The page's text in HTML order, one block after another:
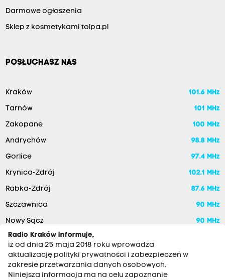
Darmowe ogłoszenia
Sklep z kosmetykami tolpa.pl
POSŁUCHASZ NAS
Kraków 101.6 MHz
Tarnów 101 MHz
Zakopane 100 MHz
Andrychów 98.8 MHz
Gorlice 97.4 MHz
Krynica-Zdrój 102.1 MHz
Rabka-Zdrój 87.6 MHz
Szczawnica 90 MHz
Nowy Sącz
90 MHz
Radio Kraków informuje,
iż od dnia 25 maja 2018 roku wprowadza
aktualizację polityki prywatności i zabezpieczeń w
zakresie przetwarzania danych osobowych.
Niniejsza informacja ma na celu zapoznanie